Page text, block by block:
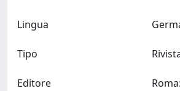
Lingua
Tipo
Editore